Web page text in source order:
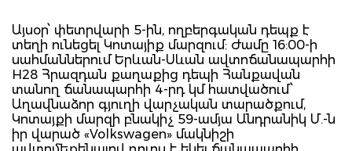
Այսօր՝ փետրվարի 5-ին, ողբերգական դեպք է
տեղի ունեցել Կոտայիք մարզում: Ժամը 16:00-ի
սահմաններում Երևան-Սևան ավտոճանապարհի
H28 Հրազդան քաղաքից դեպի Հանքավան
տանող ճանապարհի 4-րդ կմ հատվածում՝
Աղավնաձոր գյուղի վարչական տարածքում,
Կոտայքի մարզի բնակիչ 59-ամյա Անդրանիկ Մ.-ն
իր վարած «Volkswagen» մակնիշի